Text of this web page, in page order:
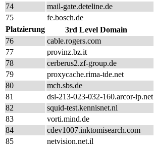
74
mail-gate.deteline.de
75
fe.bosch.de
Platzierung
3rd Level Domain
76
cable.rogers.com
77
provinz.bz.it
78
cerberus2.zf-group.de
79
proxycache.rima-tde.net
80
mch.sbs.de
81
dsl-213-023-032-160.arcor-ip.net
82
squid-test.kennisnet.nl
83
vorti.mind.de
84
cdev1007.inktomisearch.com
85
netvision.net.il